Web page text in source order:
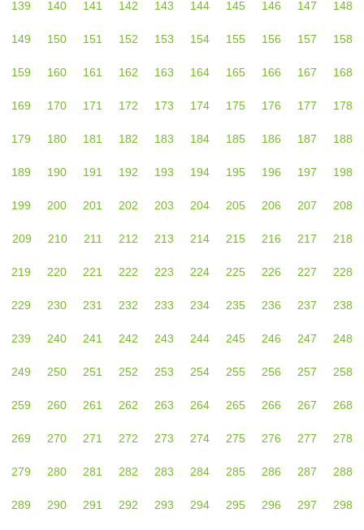
139 140 141 142 143 144 145 146 147 148
149 150 151 152 153 154 155 156 157 158
159 160 161 162 163 164 165 166 167 168
169 170 171 172 173 174 175 176 177 178
179 180 181 182 183 184 185 186 187 188
189 190 191 192 193 194 195 196 197 198
199 200 201 202 203 204 205 206 207 208
209 210 211 212 213 214 215 216 217 218
219 220 221 222 223 224 225 226 227 228
229 230 231 232 233 234 235 236 237 238
239 240 241 242 243 244 245 246 247 248
249 250 251 252 253 254 255 256 257 258
259 260 261 262 263 264 265 266 267 268
269 270 271 272 273 274 275 276 277 278
279 280 281 282 283 284 285 286 287 288
289 290 291 292 293 294 295 296 297 298